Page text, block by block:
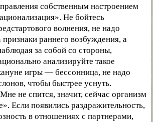
собственным настроением
Не бойтесь
волнения, не надо
признаки раннего возбуждения, а
за собой со стороны,
анализируйте такое
игры — бессонница, не надо
чтобы быстрее уснуть.
не спится, значит, сейчас организм
Если появились раздражительность,
в отношениях с партнерами,